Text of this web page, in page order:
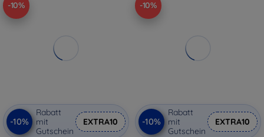
-10%
-10%
Rabatt
mit
Gutschein
EXTRA10
-10%
-10%
Rabatt
mit
Gutschein
EXTRA10